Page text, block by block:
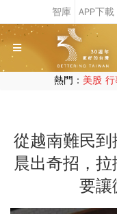
熱門： 美股 行
從越南難民
晨出奇招，拉
要讓